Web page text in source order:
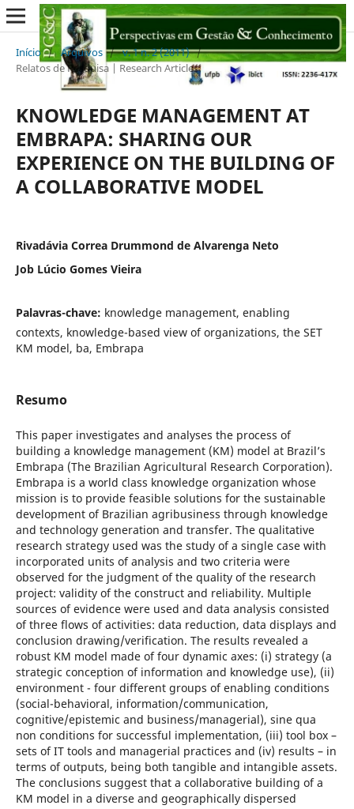
Início / Arquivos / v. 1 n. 2 (2011) /
Relatos de Pesquisa | Research Articles
KNOWLEDGE MANAGEMENT AT
EMBRAPA: SHARING OUR
EXPERIENCE ON THE BUILDING OF
A COLLABORATIVE MODEL
Rivadávia Correa Drummond de Alvarenga Neto
Job Lúcio Gomes Vieira
Palavras-chave: knowledge management, enabling
contexts, knowledge-based view of organizations, the SET
KM model, ba, Embrapa
Resumo
This paper investigates and analyses the process of
building a knowledge management (KM) model at Brazil’s
Embrapa (The Brazilian Agricultural Research Corporation).
Embrapa is a world class knowledge organization whose
mission is to provide feasible solutions for the sustainable
development of Brazilian agribusiness through knowledge
and technology generation and transfer. The qualitative
research strategy used was the study of a single case with
incorporated units of analysis and two criteria were
observed for the judgment of the quality of the research
project: validity of the construct and reliability. Multiple
sources of evidence were used and data analysis consisted
of three flows of activities: data reduction, data displays and
conclusion drawing/verification. The results revealed a
robust KM model made of four dynamic axes: (i) strategy (a
strategic conception of information and knowledge use), (ii)
environment - four different groups of enabling conditions
(social-behavioral, information/communication,
cognitive/epistemic and business/managerial), sine qua
non conditions for successful implementation, (iii) tool box –
sets of IT tools and managerial practices and (iv) results – in
terms of outputs, being both tangible and intangible assets.
The conclusions suggest that a collaborative building of a
KM model in a diverse and geographically dispersed